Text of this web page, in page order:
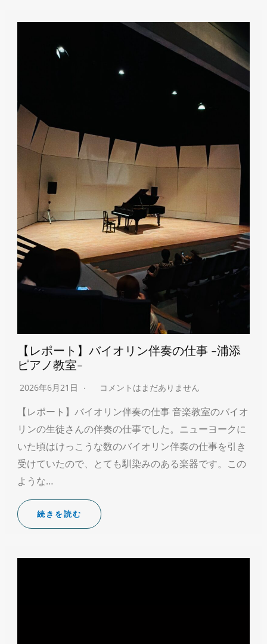
【レポート】バイオリン伴奏の仕事 -浦添
ピアノ教室-
2026年6月21日 コメントはまだありません
【レポート】バイオリン伴奏の仕事 音楽教室のバイオ
リンの生徒さんの伴奏の仕事でした。ニューヨークに
いた頃はけっこうな数のバイオリン伴奏の仕事を引き
受けていたので、とても馴染みのある楽器です。この
ような…
続きを読む